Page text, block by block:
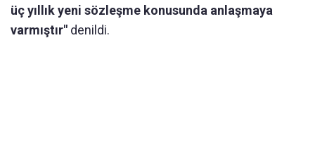
üç yıllık yeni sözleşme konusunda anlaşmaya
varmıştır" denildi.